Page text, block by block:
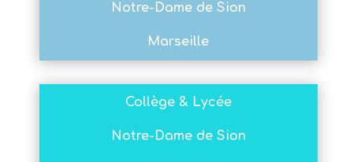
Notre-Dame de Sion
Marseille
Collège & Lycée
Notre-Dame de Sion